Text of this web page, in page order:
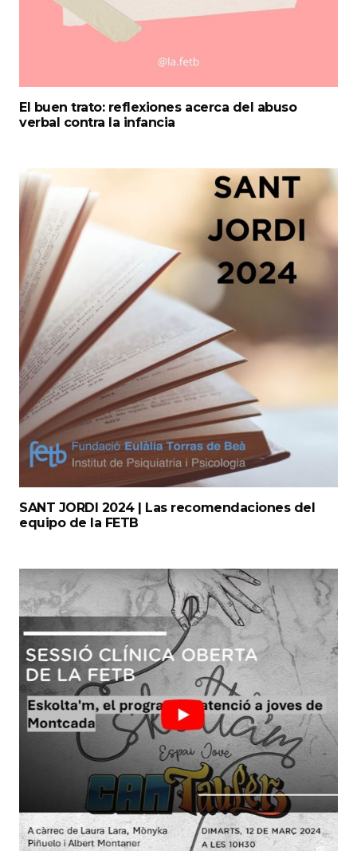
El buen trato: reflexiones acerca del abuso
verbal contra la infancia
SANT JORDI 2024 | Las recomendaciones del
equipo de la FETB